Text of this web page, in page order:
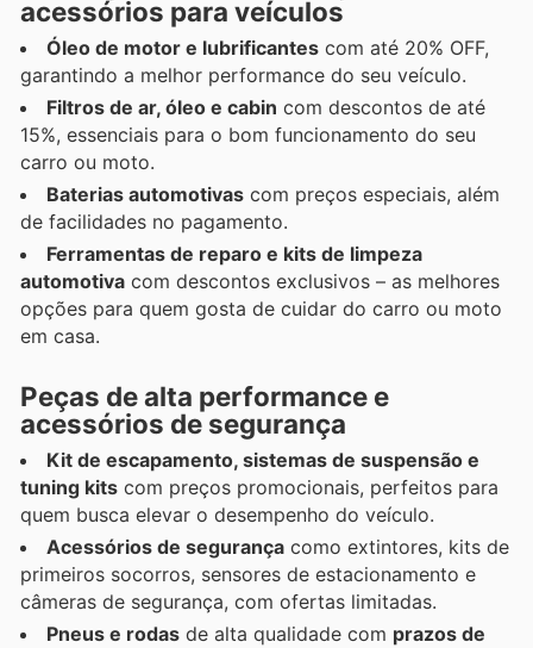
acessórios para veículos
Óleo de motor e lubrificantes com até 20% OFF,
garantindo a melhor performance do seu veículo.
Filtros de ar, óleo e cabin com descontos de até
15%, essenciais para o bom funcionamento do seu
carro ou moto.
Baterias automotivas com preços especiais, além
de facilidades no pagamento.
Ferramentas de reparo e kits de limpeza
automotiva com descontos exclusivos – as melhores
opções para quem gosta de cuidar do carro ou moto
em casa.
Peças de alta performance e
acessórios de segurança
Kit de escapamento, sistemas de suspensão e
tuning kits com preços promocionais, perfeitos para
quem busca elevar o desempenho do veículo.
Acessórios de segurança como extintores, kits de
primeiros socorros, sensores de estacionamento e
câmeras de segurança, com ofertas limitadas.
Pneus e rodas de alta qualidade com prazos de